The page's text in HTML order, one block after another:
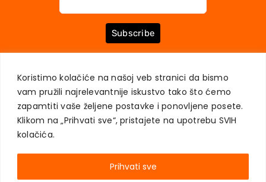
Koristimo kolačiće na našoj veb stranici da bismo
vam pružili najrelevantnije iskustvo tako što ćemo
zapamtiti vaše željene postavke i ponovljene posete.
Klikom na „Prihvati sve“, pristajete na upotrebu SVIH
kolačića.
Prihvati sve
Subscribe
MOJ NALOG
ZAŠTITA PRIVATNOSTI KORISNIKA
AKADEMSKA KNJIGA © 2023